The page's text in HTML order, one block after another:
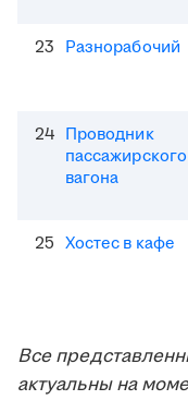
23 Разнорабочий
24 Проводник
пассажирского
вагона
25 Хостес в кафе
Все
актуальны на